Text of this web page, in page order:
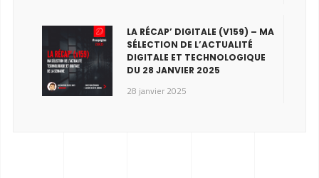
LA RÉCAP’ DIGITALE (V159) – MA
SÉLECTION DE L’ACTUALITÉ
DIGITALE ET TECHNOLOGIQUE
DU 28 JANVIER 2025
28 janvier 2025